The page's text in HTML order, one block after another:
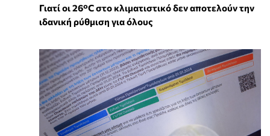
Γιατί οι 26°C στο κλιματιστικό δεν αποτελούν την
ιδανική ρύθμιση για όλους